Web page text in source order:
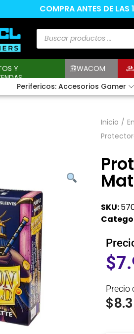
COMPRA ANTES DE LAS
Y
WACOM
Perifericos: Accesorios Gamer
Inicio /
SKU:
$
Precio
$